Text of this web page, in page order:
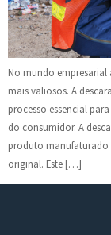
No mundo
mais valiosos. A
processo essencial
do consumidor. A
produto manufaturado
original. Este […]